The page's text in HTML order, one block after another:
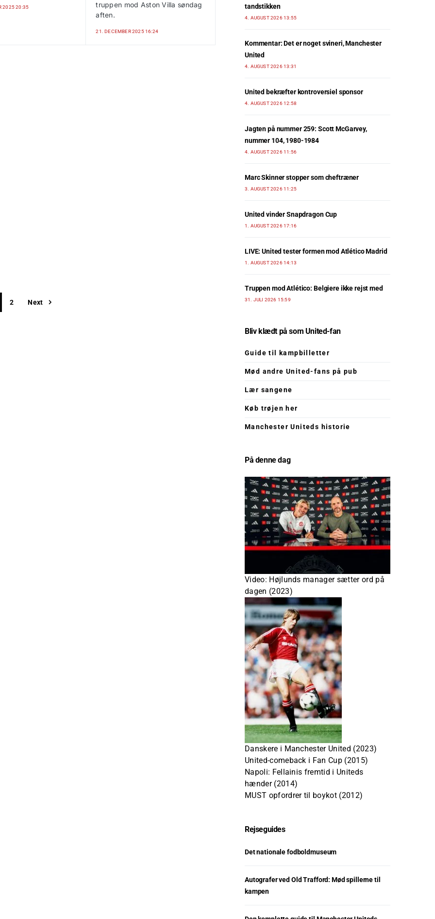
2025 20:35
truppen mod Aston Villa søndag
aften.
21. DECEMBER 2025 16:24
2 Next
tandstikken
4. AUGUST 2026 13:55
Kommentar: Det er noget svineri, Manchester
United
4. AUGUST 2026 13:31
United bekræfter kontroversiel sponsor
4. AUGUST 2026 12:58
Jagten på nummer 259: Scott McGarvey,
nummer 104, 1980-1984
4. AUGUST 2026 11:56
Marc Skinner stopper som cheftræner
3. AUGUST 2026 11:25
United vinder Snapdragon Cup
1. AUGUST 2026 17:16
LIVE: United tester formen mod Atlético Madrid
1. AUGUST 2026 14:13
Truppen mod Atlético: Belgiere ikke rejst med
31. JULI 2026 15:59
Bliv klædt på som United-fan
Guide til kampbilletter
Mød andre United-fans på pub
Lær sangene
Køb trøjen her
Manchester Uniteds historie
På denne dag
Video: Højlunds manager sætter ord på
dagen (2023)
Danskere i Manchester United (2023)
United-comeback i Fan Cup (2015)
Napoli: Fellainis fremtid i Uniteds
hænder (2014)
MUST opfordrer til boykot (2012)
Rejseguides
Det nationale fodboldmuseum
Autografer ved Old Trafford: Mød spillerne til
kampen